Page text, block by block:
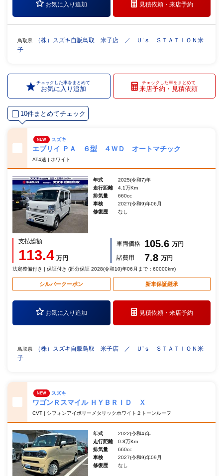
お気に入り追加 見積依頼・来店予約
鳥取県
（株）スズキ自販鳥取 米子店 ／ Ｕ’ｓ ＳＴＡＴＩＯＮ米
子
チェックした車をまとめて
お気に入り追加
チェックした車をまとめて
来店予約・見積依頼
10件まとめてチェック
NEW スズキ
エブリイ ＰＡ ６型 ４ＷＤ オートマチック
AT4速 | ホワイト
年式
2025(令和7)年
走行距離
4.1万Km
排気量
660cc
車検
2027(令和9)年06月
修復歴
なし
支払総額
113.4 万円
車両価格 105.6 万円
諸費用
7.8 万円
法定整備付き | 保証付き (部分保証 2028(令和10)年06月まで：60000km)
シルバークーポン 新車保証継承
お気に入り追加 見積依頼・来店予約
鳥取県
（株）スズキ自販鳥取 米子店 ／ Ｕ’ｓ ＳＴＡＴＩＯＮ米
子
NEW スズキ
ワゴンＲスマイル ＨＹＢＲＩＤ Ｘ
CVT | シフォンアイボリーメタリックホワイト２トーンルーフ
年式
2022(令和4)年
走行距離
0.8万Km
排気量
660cc
車検
2027(令和9)年09月
修復歴
なし